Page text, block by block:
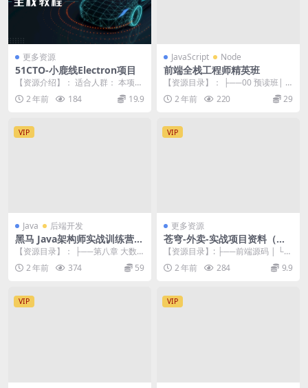
更多资源
51CTO-小鹿线Electron项目
【资源介绍】： 适合人群： 本项目
为企业级实战项目，0-1开发为纯本
公司自研上线...
2 年前 184 19.9
JavaScript Node
前端全栈工程师精英班
【资源目录】： ├──00 预读班| ├
──1、【预读班】Linux开发环境初
准...2 年前 220 29
VIP
Java 后端开发
黑马 Java架构师实战训练营
（第4期）
【资源目录】： ├──第八章 大数
据综合应用实战 | ├──8-1Apac
h... 2 年前 374 59
VIP
更多资源
苍穹-外卖-实战项目资料（视
频+源码）
【资源目录】: ├──前端源码 | └─
─project-rjwm-admin-...
2 年前 284 9.9
VIP VIP